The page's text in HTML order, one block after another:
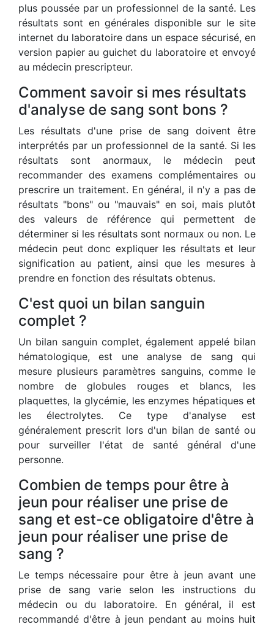
plus poussée par un professionnel de la santé. Les
résultats sont en générales disponible sur le site
internet du laboratoire dans un espace sécurisé, en
version papier au guichet du laboratoire et envoyé
au médecin prescripteur.
Comment savoir si mes résultats
d'analyse de sang sont bons ?
Les résultats d'une prise de sang doivent être
interprétés par un professionnel de la santé. Si les
résultats sont anormaux, le médecin peut
recommander des examens complémentaires ou
prescrire un traitement. En général, il n'y a pas de
résultats "bons" ou "mauvais" en soi, mais plutôt
des valeurs de référence qui permettent de
déterminer si les résultats sont normaux ou non. Le
médecin peut donc expliquer les résultats et leur
signification au patient, ainsi que les mesures à
prendre en fonction des résultats obtenus.
C'est quoi un bilan sanguin
complet ?
Un bilan sanguin complet, également appelé bilan
hématologique, est une analyse de sang qui
mesure plusieurs paramètres sanguins, comme le
nombre de globules rouges et blancs, les
plaquettes, la glycémie, les enzymes hépatiques et
les électrolytes. Ce type d'analyse est
généralement prescrit lors d'un bilan de santé ou
pour surveiller l'état de santé général d'une
personne.
Combien de temps pour être à
jeun pour réaliser une prise de
sang et est-ce obligatoire d'être à
jeun pour réaliser une prise de
sang ?
Le temps nécessaire pour être à jeun avant une
prise de sang varie selon les instructions du
médecin ou du laboratoire. En général, il est
recommandé d'être à jeun pendant au moins huit